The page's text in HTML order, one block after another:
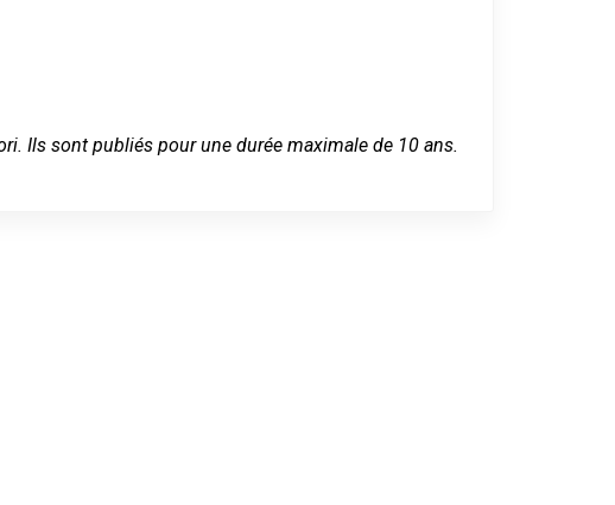
Ils sont publiés pour une durée maximale de 10 ans.